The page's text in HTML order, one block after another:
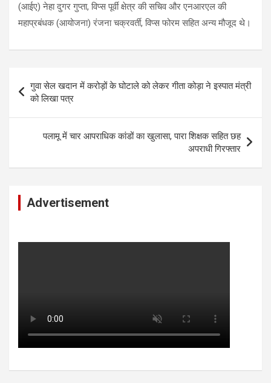
(आईए) नेहा दुगर गुप्ता, विप्स पूर्वी क्षेत्र की सचिव और एनआरएल की
महाप्रबंधक (आयोजना) रंजना चक्रवर्ती, विप्स फोरम सहित अन्य मौजूद थे।
navigation
गुवा सेल खदान में करोड़ों के घोटाले को लेकर गीता कोड़ा ने इस्पात मंत्री
को लिखा पत्र
पलामू में चार आपराधिक कांडों का खुलासा, पारा शिक्षक सहित छह
अपराधी गिरफ्तार
Advertisement